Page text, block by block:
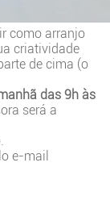
como arranjo
criatividade
de cima (o
das 9h às
será a
e-mail